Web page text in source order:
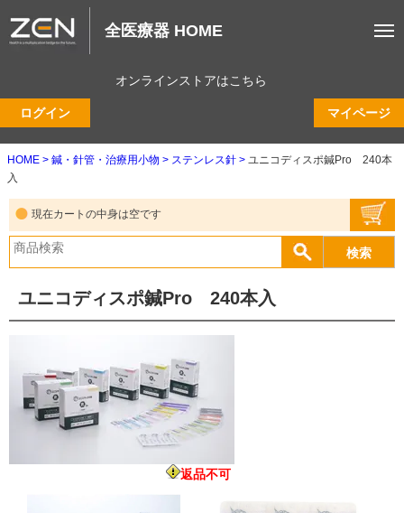
全医療器 HOME
オンラインストアはこちら
ログイン マイページ
HOME 鍼・針管・治療用小物 ステンレス針
ユニコディスポ鍼Pro 240本
入
現在カートの中身は空です
ユニコディスポ鍼Pro 240本入
返品不可